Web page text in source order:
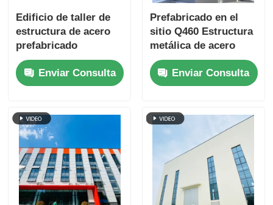
Edificio de taller de
estructura de acero
prefabricado
innovador para
espacios industriales
preparados para el
Enviar Consulta
Prefabricado en el
sitio Q460 Estructura
metálica de acero
Taller de oficinas
Edificios de oficinas
de trabajo pesado
Enviar Consulta